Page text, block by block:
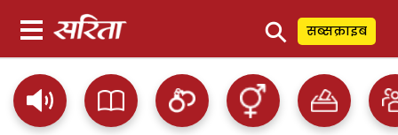
⚲ सब्सक्राइब